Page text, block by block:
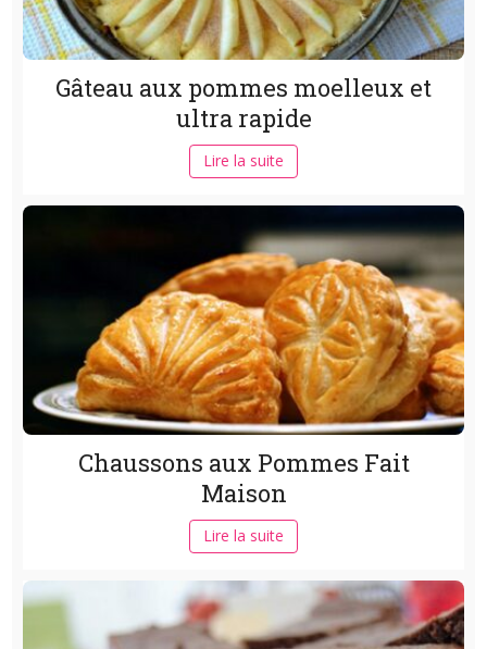
Gâteau aux pommes moelleux et
ultra rapide
Lire la suite
Chaussons aux Pommes Fait
Maison
Lire la suite